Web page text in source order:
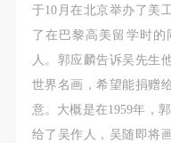
于10月在北京举办了美
了在巴黎高美留学时
人。郭应麟告诉吴先生
世界名画，希望能捐赠
意。大概是在1959年，
给了吴作人，吴随即将